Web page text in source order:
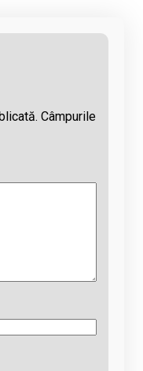
Câmpurile